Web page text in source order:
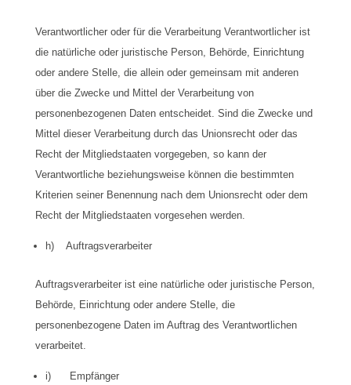
Verantwortlicher oder für die Verarbeitung Verantwortlicher ist
die natürliche oder juristische Person, Behörde, Einrichtung
oder andere Stelle, die allein oder gemeinsam mit anderen
über die Zwecke und Mittel der Verarbeitung von
personenbezogenen Daten entscheidet. Sind die Zwecke und
Mittel dieser Verarbeitung durch das Unionsrecht oder das
Recht der Mitgliedstaaten vorgegeben, so kann der
Verantwortliche beziehungsweise können die bestimmten
Kriterien seiner Benennung nach dem Unionsrecht oder dem
Recht der Mitgliedstaaten vorgesehen werden.
h) Auftragsverarbeiter
Auftragsverarbeiter ist eine natürliche oder juristische Person,
Behörde, Einrichtung oder andere Stelle, die
personenbezogene Daten im Auftrag des Verantwortlichen
verarbeitet.
i) Empfänger